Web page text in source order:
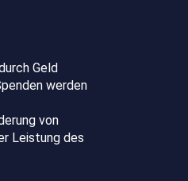
Geld
werden
von
Leistung des